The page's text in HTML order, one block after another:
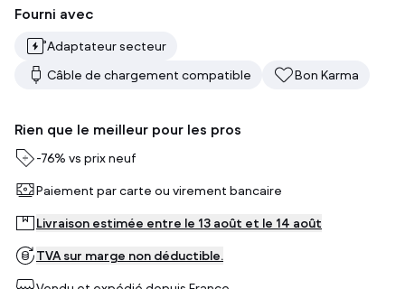
Fourni avec
Adaptateur secteur
Câble de chargement compatible
Bon Karma
Rien que le meilleur pour les pros
-76% vs prix neuf
Paiement par carte ou virement bancaire
Livraison estimée entre le 13 août et le 14 août
TVA sur marge non déductible.